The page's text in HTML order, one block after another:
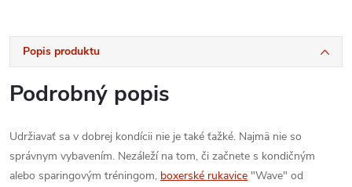
Popis produktu
Podrobný popis
Udržiavať sa v dobrej kondícii nie je také ťažké. Najmä nie so
správnym vybavením. Nezáleží na tom, či začnete s kondičným
alebo sparingovým tréningom, boxerské rukavice "Wave" od